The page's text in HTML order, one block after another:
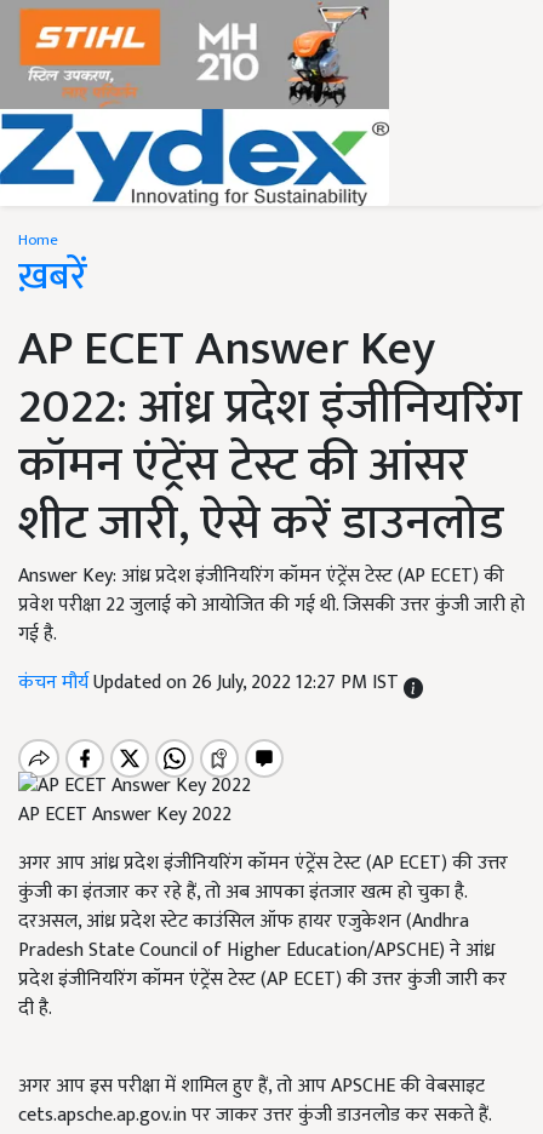
Home
ख़बरें
AP ECET Answer Key
2022: आंध्र प्रदेश इंजीनियरिंग
कॉमन एंट्रेंस टेस्ट की आंसर
शीट जारी, ऐसे करें डाउनलोड
Answer Key: आंध्र प्रदेश इंजीनियरिंग कॉमन एंट्रेंस टेस्ट (AP ECET) की
प्रवेश परीक्षा 22 जुलाई को आयोजित की गई थी. जिसकी उत्तर कुंजी जारी हो
गई है.
कंचन मौर्यUpdated on 26 July, 2022 12:27 PM IST
AP ECET Answer Key 2022
अगर आप आंध्र प्रदेश इंजीनियरिंग कॉमन एंट्रेंस टेस्ट (AP ECET) की उत्तर
कुंजी का इंतजार कर रहे हैं, तो अब आपका इंतजार खत्म हो चुका है.
दरअसल, आंध्र प्रदेश स्टेट काउंसिल ऑफ हायर एजुकेशन (Andhra
Pradesh State Council of Higher Education/APSCHE) ने आंध्र
प्रदेश इंजीनियरिंग कॉमन एंट्रेंस टेस्ट (AP ECET) की उत्तर कुंजी जारी कर
दी है.
अगर आप इस परीक्षा में शामिल हुए हैं, तो आप APSCHE की वेबसाइट
cets.apsche.ap.gov.in पर जाकर उत्तर कुंजी डाउनलोड कर सकते हैं.